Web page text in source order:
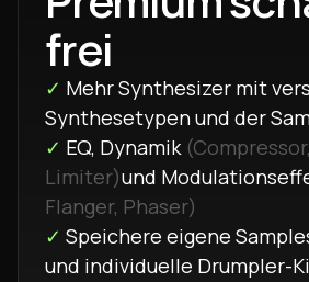
frei
✓ Mehr Synthesizer mit
Synthesetypen und der
✓ EQ, Dynamik
Limiter)und
Flanger, Phaser)
✓ Speichere eigene
und individuelle Drumpler-